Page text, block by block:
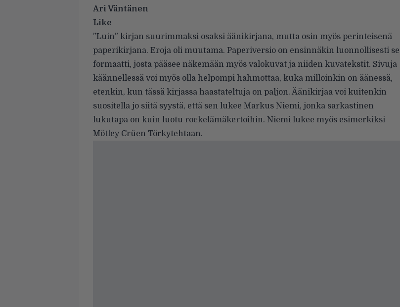
Ari Väntänen
Like
”Luin” kirjan suurimmaksi osaksi äänikirjana, mutta osin myös perinteisenä
paperikirjana. Eroja oli muutama. Paperiversio on ensinnäkin luonnollisesti se
formaatti, josta pääsee näkemään myös valokuvat ja niiden kuvatekstit. Sivuja
käännellessä voi myös olla helpompi hahmottaa, kuka milloinkin on äänessä,
etenkin, kun tässä kirjassa haastateltuja on paljon. Äänikirjaa voi kuitenkin
suositella jo siitä syystä, että sen lukee Markus Niemi, jonka sarkastinen
lukutapa on kuin luotu rockelämäkertoihin. Niemi lukee myös esimerkiksi
Mötley Crüen Törkytehtaan.